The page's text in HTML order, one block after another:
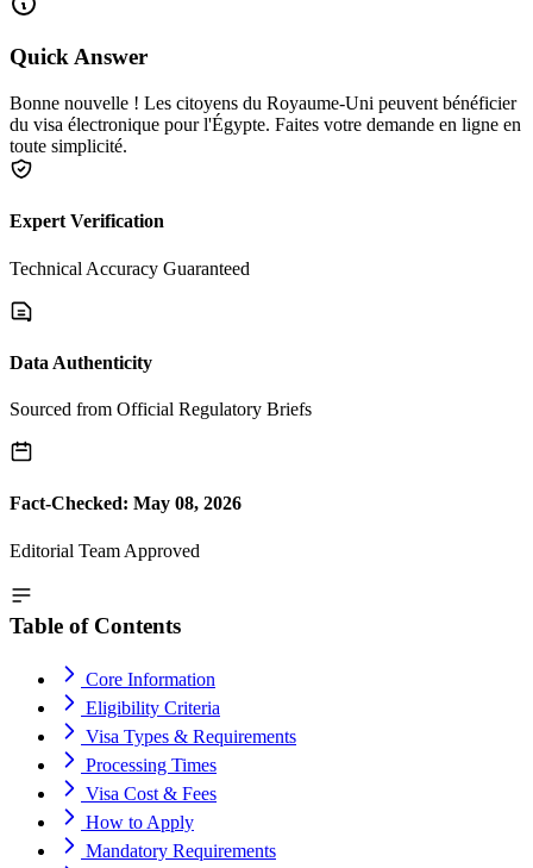
Quick Answer
Bonne nouvelle ! Les citoyens du Royaume-Uni peuvent bénéficier
du visa électronique pour l'Égypte. Faites votre demande en ligne en
toute simplicité.
Expert Verification
Technical Accuracy Guaranteed
Data Authenticity
Sourced from Official Regulatory Briefs
Fact-Checked: May 08, 2026
Editorial Team Approved
Table of Contents
Core Information
Eligibility Criteria
Visa Types & Requirements
Processing Times
Visa Cost & Fees
How to Apply
Mandatory Requirements